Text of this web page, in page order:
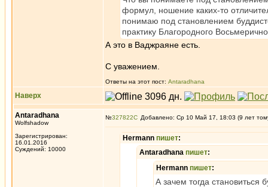
формул, ношение каких-то
понимаю под становлением
практику Благородного
А это в Ваджраяне есть.
С уважением.
Ответы на этот пост: Antaradhana
Наверх
Antaradhana
Wolfshadow
Зарегистрирован:
16.01.2016
Суждений: 10000
№327822 Добавлено: Ср 10 Май 17, 18:03 (9 лет
Hermann пишет:
Antaradhana пишет:
Hermann пишет:
А зачем тогда